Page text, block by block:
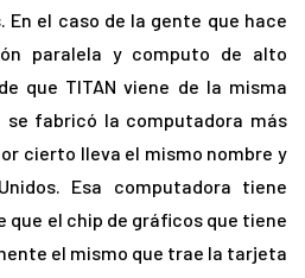
En el caso de la gente que hace
paralela y computo de alto
que TITAN viene de la misma
fabricó la computadora más
cierto lleva el mismo nombre y
Esa computadora tiene
que el chip de gráficos que tiene
el mismo que trae la tarjeta